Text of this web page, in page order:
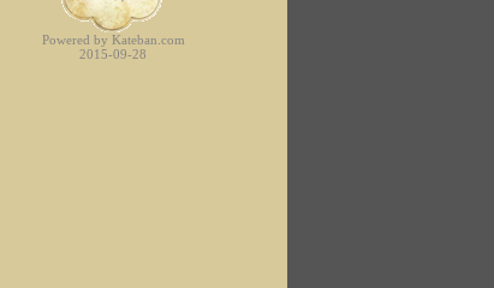
Powered by Kateban.com
2015-09-28